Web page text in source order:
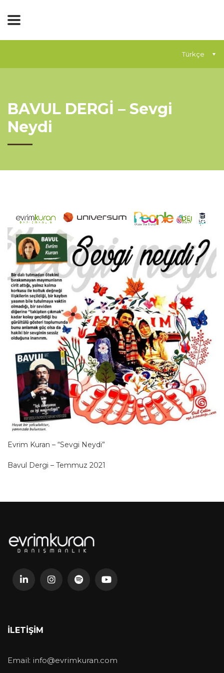
Türkçe
BAVUL DERGİ – Sevgi
Neydi
Evrim Kuran – “Sevgi Neydi”
Bavul Dergi – Temmuz 2021
İLETIŞIM
Email: info@evrimkuran.com